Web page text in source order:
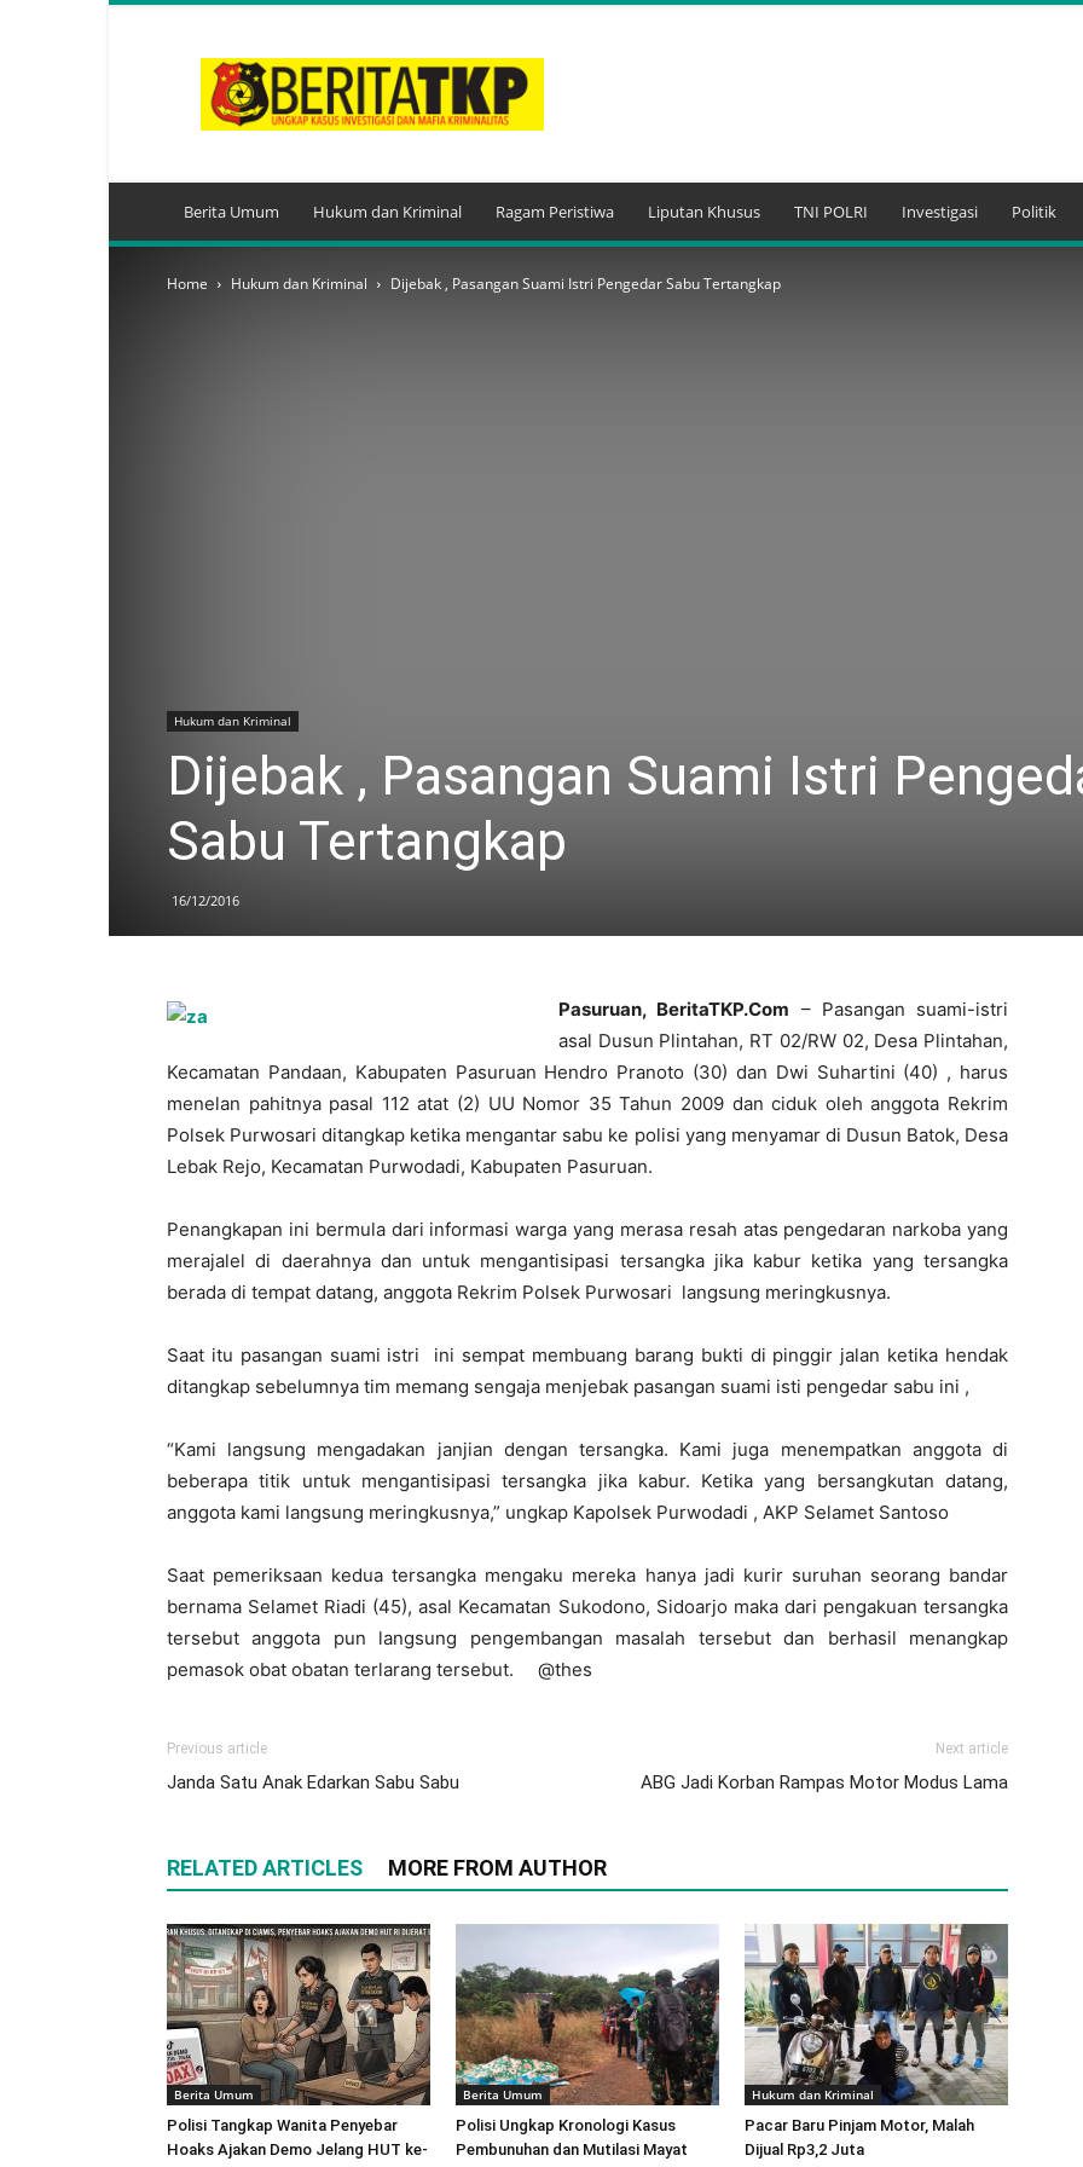
Berita Umum Hukum dan Kriminal Ragam Peristiwa Liputan Khusus TNI POLRI Investigasi Politik
Home Hukum dan Kriminal Dijebak , Pasangan Suami Istri Pengedar Sabu Tertangkap
Hukum dan Kriminal
Dijebak , Pasangan Suami Istri
Sabu Tertangkap
16/12/2016
Pasuruan, BeritaTKP.Com – Pasangan suami-istri
asal Dusun Plintahan, RT 02/RW 02, Desa Plintahan,
Kecamatan Pandaan, Kabupaten Pasuruan Hendro Pranoto (30) dan Dwi Suhartini (40) , harus
menelan pahitnya pasal 112 atat (2) UU Nomor 35 Tahun 2009 dan ciduk oleh anggota Rekrim
Polsek Purwosari ditangkap ketika mengantar sabu ke polisi yang menyamar di Dusun Batok, Desa
Lebak Rejo, Kecamatan Purwodadi, Kabupaten Pasuruan.
Penangkapan ini bermula dari informasi warga yang merasa resah atas pengedaran narkoba yang
merajalel di daerahnya dan untuk mengantisipasi tersangka jika kabur ketika yang tersangka
berada di tempat datang, anggota Rekrim Polsek Purwosari langsung meringkusnya.
Saat itu pasangan suami istri ini sempat membuang barang bukti di pinggir jalan ketika hendak
ditangkap sebelumnya tim memang sengaja menjebak pasangan suami isti pengedar sabu ini ,
“Kami langsung mengadakan janjian dengan tersangka. Kami juga menempatkan anggota di
beberapa titik untuk mengantisipasi tersangka jika kabur. Ketika yang bersangkutan datang,
anggota kami langsung meringkusnya,” ungkap Kapolsek Purwodadi , AKP Selamet Santoso
Saat pemeriksaan kedua tersangka mengaku mereka hanya jadi kurir suruhan seorang bandar
bernama Selamet Riadi (45), asal Kecamatan Sukodono, Sidoarjo maka dari pengakuan tersangka
tersebut anggota pun langsung pengembangan masalah tersebut dan berhasil menangkap
pemasok obat obatan terlarang tersebut. @thes
Previous article
Janda Satu Anak Edarkan Sabu Sabu
Next article
ABG Jadi Korban Rampas Motor Modus Lama
RELATED ARTICLES MORE FROM AUTHOR
Berita Umum
Polisi Tangkap Wanita Penyebar
Hoaks Ajakan Demo Jelang HUT ke-
Berita Umum
Polisi Ungkap Kronologi Kasus
Pembunuhan dan Mutilasi Mayat
Hukum dan Kriminal
Pacar Baru Pinjam Motor, Malah
Dijual Rp3,2 Juta